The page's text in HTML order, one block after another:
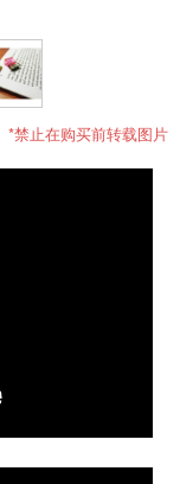
*禁止在购买前转载图片